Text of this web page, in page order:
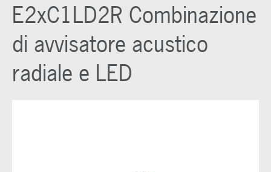
E2xC1LD2R Combinazione
di avvisatore acustico
radiale e LED